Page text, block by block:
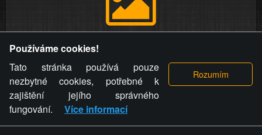
videa a komentáře. Osoba, které se toto opatření provozovatele
stránky týče, ani osoba, která umístila fotografii nebo video na
stránku, nemůže z důvodu odstranění fotografie, videa nebo
komentáře pro výše uvedenou okolnost uplatnit vůči
provozovateli stránky žádný nárok na náhradu škody nebo
nemajetkové újmy.
Používáme cookies!
Tato stránka používá pouze
nezbytné cookies, potřebné k
zajištění jejího správného
fungování.
Více informací